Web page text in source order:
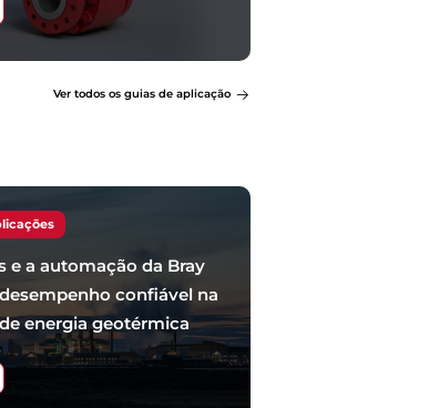
Ver todos os guias de aplicação
e a automação da Bray
confiável na
energia geotérmica